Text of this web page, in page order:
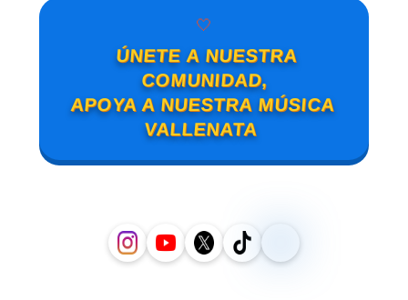
🤍
ÚNETE A NUESTRA
COMUNIDAD,
APOYA A NUESTRA MÚSICA
VALLENATA